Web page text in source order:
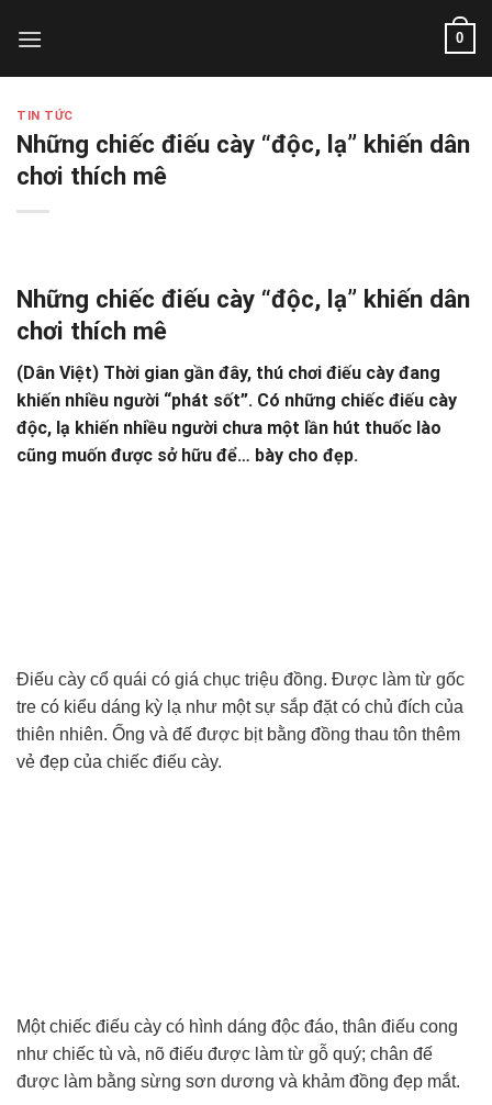
0
TIN TỨC
Những chiếc điếu cày “độc, lạ” khiến dân
chơi thích mê
Những chiếc điếu cày “độc, lạ” khiến dân
chơi thích mê
(Dân Việt) Thời gian gần đây, thú chơi điếu cày đang
khiến nhiều người “phát sốt”. Có những chiếc điếu cày
độc, lạ khiến nhiều người chưa một lần hút thuốc lào
cũng muốn được sở hữu để… bày cho đẹp.
Điếu cày cổ quái có giá chục triệu đồng. Được làm từ gốc
tre có kiểu dáng kỳ lạ như một sự sắp đặt có chủ đích của
thiên nhiên. Ống và đế được bịt bằng đồng thau tôn thêm
vẻ đẹp của chiếc điếu cày.
Một chiếc điếu cày có hình dáng độc đáo, thân điếu cong
như chiếc tù và, nõ điếu được làm từ gỗ quý; chân đế
được làm bằng sừng sơn dương và khảm đồng đẹp mắt.